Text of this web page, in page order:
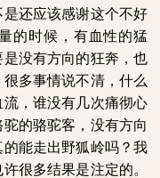
还应该感谢这个不好
的时候，有血性的猛
没有方向的狂奔，也
多事情说不清，什么
，谁没有几次痛彻心
的骆驼客，没有方向
能走出野狐岭吗？我
很多结果是注定的。